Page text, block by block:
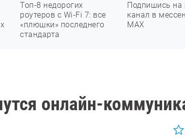
Топ-8 недорогих
роутеров с Wi-Fi 7: все
«плюшки» последнего
стандарта
Подпишись на
канал в
МАХ
онлайн-